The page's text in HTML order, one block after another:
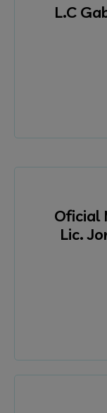
L.C
Oficial
Lic.